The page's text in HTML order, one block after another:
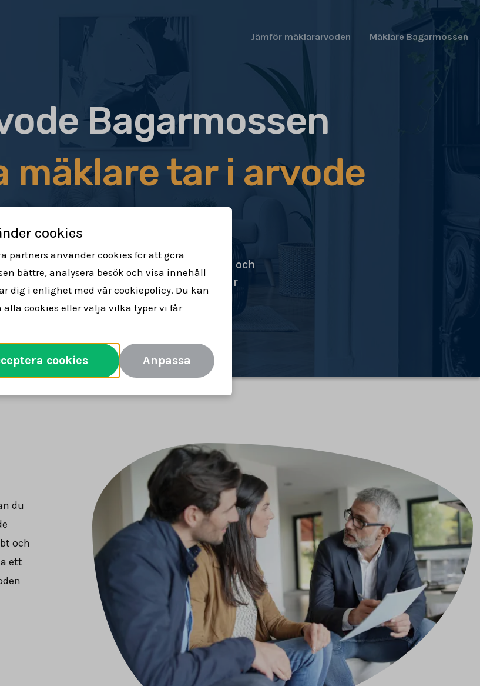
Jämför mäklararvoden Mäklare Bagarmossen
Bagarmossen
mäklare tar i arvode
Se vad mäklare tar för att sälja
din bostad
Spara tid och
pengar
du
och
ett
cookies
partners använder cookies för att göra
bättre, analysera besök och visa innehåll
dig i enlighet med vår cookiepolicy. Du kan
alla cookies eller välja vilka typer vi får
cookies Anpassa